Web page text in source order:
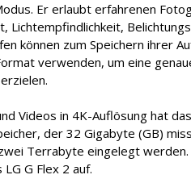
Er erlaubt erfahrenen
Lichtempfindlichkeit,
können zum Speichern ihrer
verwenden, um eine
Videos in 4K-Auflösung hat
der 32 Gigabyte (GB)
Terrabyte eingelegt werden.
G Flex 2 auf.